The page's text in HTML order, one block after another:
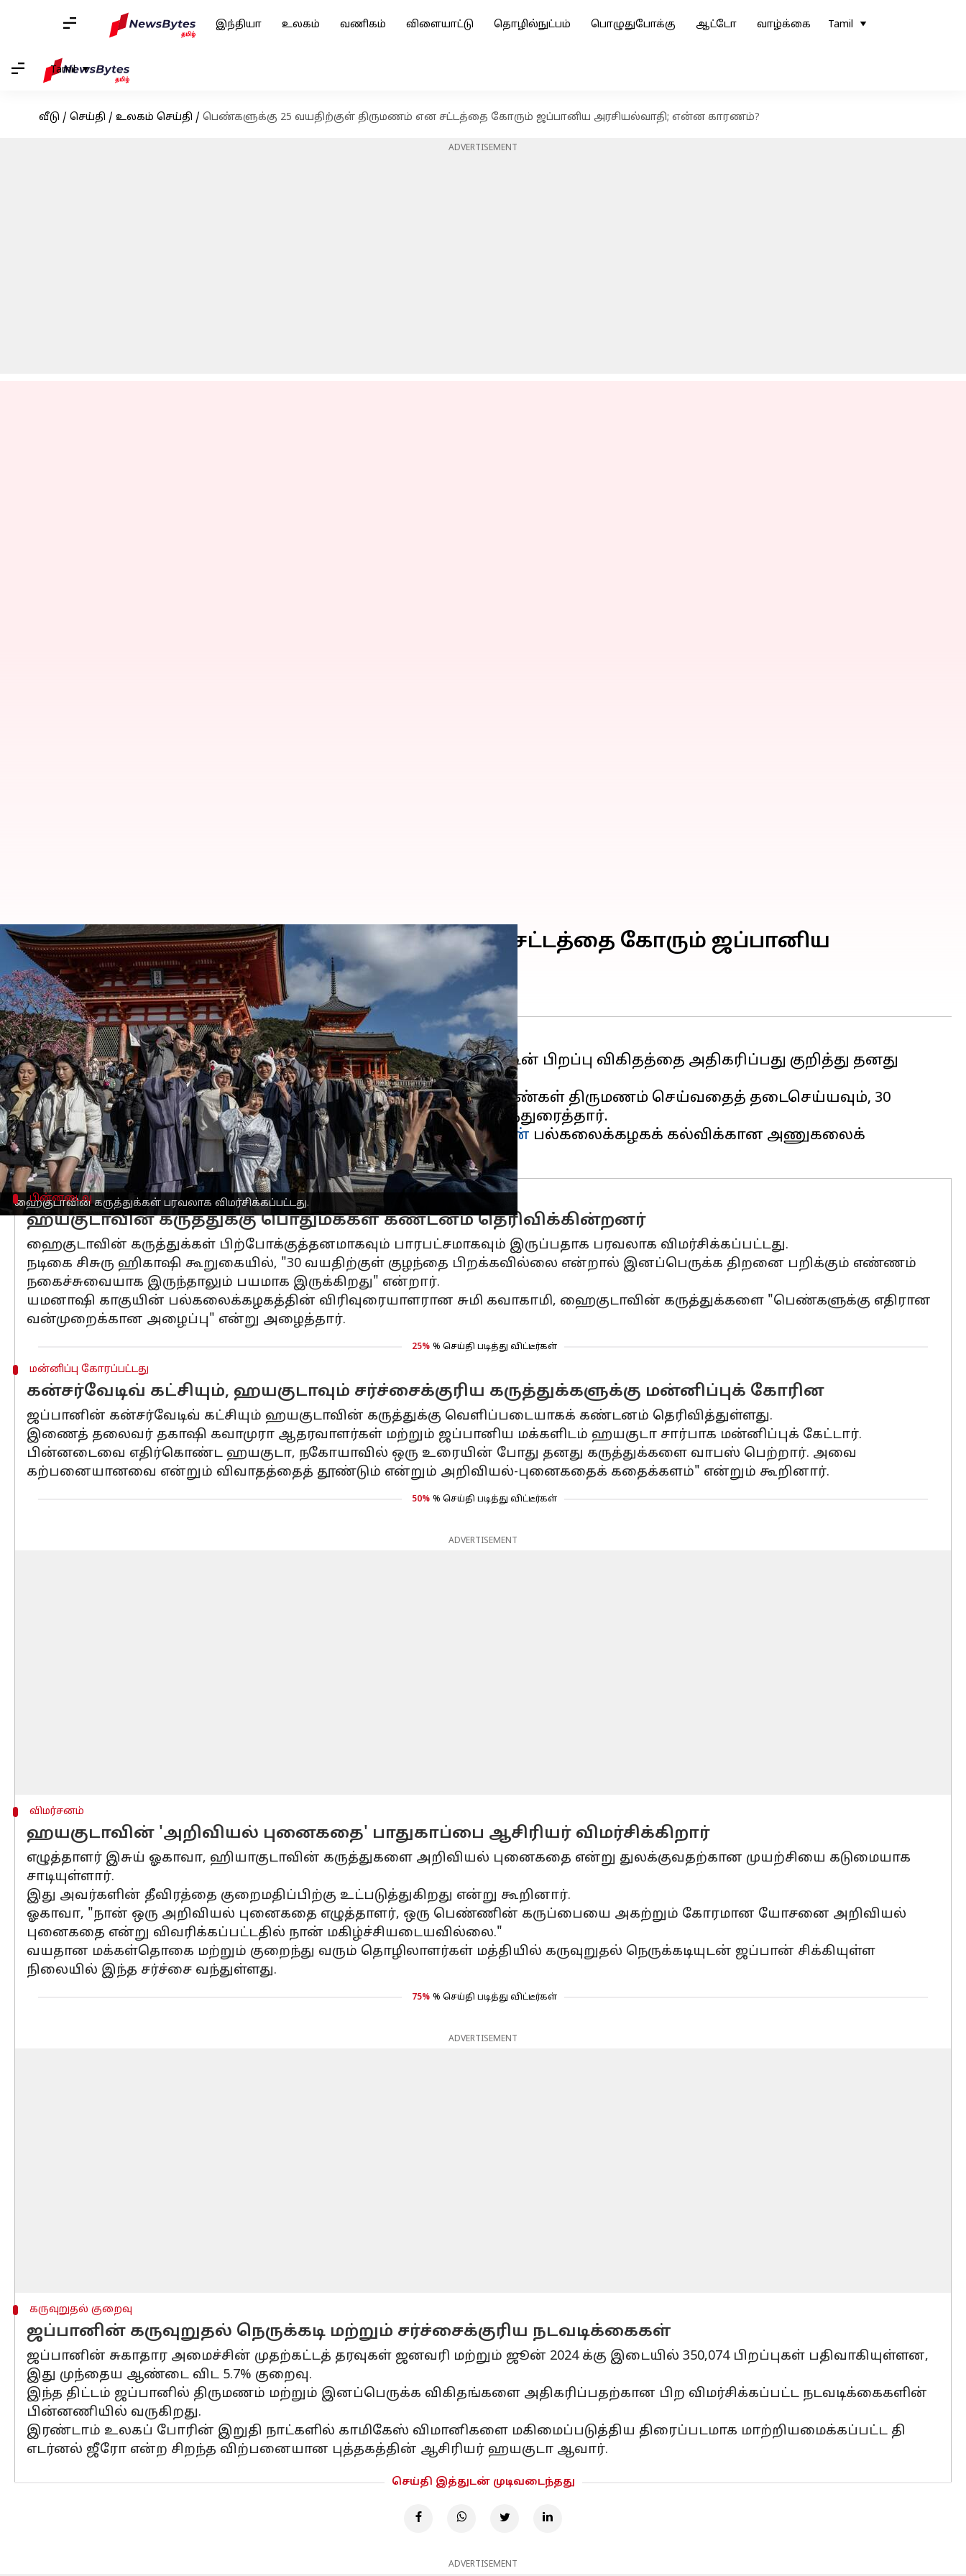
இந்தியா உலகம் வணிகம் விளையாட்டு தொழில்நுட்பம் பொழுதுபோக்கு ஆட்டோ வாழ்க்கை Tamil
Tamil
வீடு / செய்தி / உலகம் செய்தி / பெண்களுக்கு 25 வயதிற்குள் திருமணம் என சட்டத்தை கோரும் ஜப்பானிய அரசியல்வாதி; என்ன காரணம்?
ADVERTISEMENT
ஹைகுடாவின் கருத்துக்கள் பரவலாக விமர்சிக்கப்பட்டது.
பெண்களுக்கு 25 வயதிற்குள் திருமணம் என சட்டத்தை கோரும் ஜப்பானிய
அரசியல்வாதி; என்ன காரணம்?
எழுதியவர் Venkatalakshmi V Nov 13, 2024 05:04 pm
செய்தி முன்னோட்டம்
ஜப்பானின்கன்சர்வேடிவ் கட்சித் தலைவர் நவோகி ஹயகுடா, நாட்டின் பிறப்பு விகிதத்தை அதிகரிப்பது குறித்து தனது
சமீபத்திய கருத்துகளால் சர்ச்சையைக் கிளப்பியுள்ளார்.
நவம்பர் 8 அன்று ஒரு யூடியூப் வீடியோவில், 25 வயதிற்குப் பிறகு பெண்கள் திருமணம் செய்வதைத் தடைசெய்யவும், 30
வயதிற்குள் கருப்பை நீக்கத்தை கட்டாயப்படுத்தவும் ஹைகுடா பரிந்துரைத்தார்.
குழந்தைப் பேற்றில் கவனம் செலுத்த 18 வயதுக்கு மேல் பெண்களின் பல்கலைக்கழகக் கல்விக்கான அணுகலைக்
பின்னடைவு
ஹயகுடாவின் கருத்துக்கு பொதுமக்கள் கண்டனம் தெரிவிக்கின்றனர்
ஹைகுடாவின் கருத்துக்கள் பிற்போக்குத்தனமாகவும் பாரபட்சமாகவும் இருப்பதாக பரவலாக விமர்சிக்கப்பட்டது.
நடிகை சிசுரு ஹிகாஷி கூறுகையில், "30 வயதிற்குள் குழந்தை பிறக்கவில்லை என்றால் இனப்பெருக்க திறனை பறிக்கும் எண்ணம்
நகைச்சுவையாக இருந்தாலும் பயமாக இருக்கிறது" என்றார்.
யமனாஷி காகுயின் பல்கலைக்கழகத்தின் விரிவுரையாளரான சுமி கவாகாமி, ஹைகுடாவின் கருத்துக்களை "பெண்களுக்கு எதிரான
வன்முறைக்கான அழைப்பு" என்று அழைத்தார்.
25% % செய்தி படித்து விட்டீர்கள்
மன்னிப்பு கோரப்பட்டது
கன்சர்வேடிவ் கட்சியும், ஹயகுடாவும் சர்ச்சைக்குரிய கருத்துக்களுக்கு மன்னிப்புக் கோரின
ஜப்பானின் கன்சர்வேடிவ் கட்சியும் ஹயகுடாவின் கருத்துக்கு வெளிப்படையாகக் கண்டனம் தெரிவித்துள்ளது.
இணைத் தலைவர் தகாஷி கவாமுரா ஆதரவாளர்கள் மற்றும் ஜப்பானிய மக்களிடம் ஹயகுடா சார்பாக மன்னிப்புக் கேட்டார்.
பின்னடைவை எதிர்கொண்ட ஹயகுடா, நகோயாவில் ஒரு உரையின் போது தனது கருத்துக்களை வாபஸ் பெற்றார். அவை
கற்பனையானவை என்றும் விவாதத்தைத் தூண்டும் என்றும் அறிவியல்-புனைகதைக் கதைக்களம்" என்றும் கூறினார்.
50% % செய்தி படித்து விட்டீர்கள்
ADVERTISEMENT
விமர்சனம்
ஹயகுடாவின் 'அறிவியல் புனைகதை' பாதுகாப்பை ஆசிரியர் விமர்சிக்கிறார்
எழுத்தாளர் இசுய் ஓகாவா, ஹியாகுடாவின் கருத்துகளை அறிவியல் புனைகதை என்று துலக்குவதற்கான முயற்சியை கடுமையாக
சாடியுள்ளார்.
இது அவர்களின் தீவிரத்தை குறைமதிப்பிற்கு உட்படுத்துகிறது என்று கூறினார்.
ஓகாவா, "நான் ஒரு அறிவியல் புனைகதை எழுத்தாளர், ஒரு பெண்ணின் கருப்பையை அகற்றும் கோரமான யோசனை அறிவியல்
புனைகதை என்று விவரிக்கப்பட்டதில் நான் மகிழ்ச்சியடையவில்லை."
வயதான மக்கள்தொகை மற்றும் குறைந்து வரும் தொழிலாளர்கள் மத்தியில் கருவுறுதல் நெருக்கடியுடன் ஜப்பான் சிக்கியுள்ள
நிலையில் இந்த சர்ச்சை வந்துள்ளது.
75% % செய்தி படித்து விட்டீர்கள்
ADVERTISEMENT
கருவுறுதல் குறைவு
ஜப்பானின் கருவுறுதல் நெருக்கடி மற்றும் சர்ச்சைக்குரிய நடவடிக்கைகள்
ஜப்பானின் சுகாதார அமைச்சின் முதற்கட்டத் தரவுகள் ஜனவரி மற்றும் ஜூன் 2024 க்கு இடையில் 350,074 பிறப்புகள் பதிவாகியுள்ளன,
இது முந்தைய ஆண்டை விட 5.7% குறைவு.
இந்த திட்டம் ஜப்பானில் திருமணம் மற்றும் இனப்பெருக்க விகிதங்களை அதிகரிப்பதற்கான பிற விமர்சிக்கப்பட்ட நடவடிக்கைகளின்
பின்னணியில் வருகிறது.
இரண்டாம் உலகப் போரின் இறுதி நாட்களில் காமிகேஸ் விமானிகளை மகிமைப்படுத்திய திரைப்படமாக மாற்றியமைக்கப்பட்ட தி
எடர்னல் ஜீரோ என்ற சிறந்த விற்பனையான புத்தகத்தின் ஆசிரியர் ஹயகுடா ஆவார்.
செய்தி இத்துடன் முடிவடைந்தது
ADVERTISEMENT